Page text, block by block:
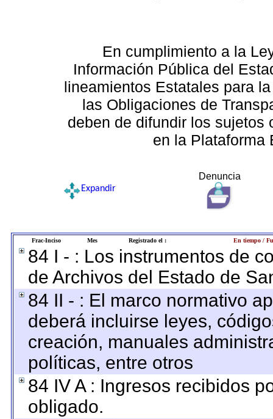
En cumplimiento a la
Información Pública del
lineamientos Estatales para
las Obligaciones de
deben de difundir los sujetos
en la Plataforma
Denuncia
Expandir
Frac-Inciso Mes Registrado el : En tiempo /
84 I - : Los instrumentos de
de Archivos del Estado de
84 II - : El marco normativo
deberá incluirse leyes,
creación, manuales
políticas, entre otros
84 IV A : Ingresos recibidos
obligado.